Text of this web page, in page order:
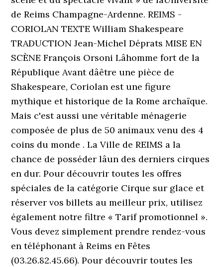
de Reims Champagne-Ardenne. REIMS -
CORIOLAN TEXTE William Shakespeare
TRADUCTION Jean-Michel Déprats MISE EN
SCÈNE François Orsoni Lâhomme fort de la
République Avant dâêtre une pièce de
Shakespeare, Coriolan est une figure
mythique et historique de la Rome archaïque.
Mais c'est aussi une véritable ménagerie
composée de plus de 50 animaux venu des 4
coins du monde . La Ville de REIMS a la
chance de posséder lâun des derniers cirques
en dur. Pour découvrir toutes les offres
spéciales de la catégorie Cirque sur glace et
réserver vos billets au meilleur prix, utilisez
également notre filtre « Tarif promotionnel ».
Vous devez simplement prendre rendez-vous
en téléphonant à Reims en Fêtes
(03.26.82.45.66). Pour découvrir toutes les